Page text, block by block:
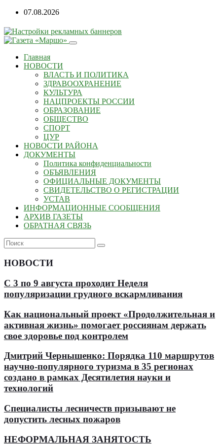
07.08.2026
Главная
НОВОСТИ
ВЛАСТЬ И ПОЛИТИКА
ЗДРАВООХРАНЕНИЕ
КУЛЬТУРА
НАЦПРОЕКТЫ РОССИИ
ОБРАЗОВАНИЕ
ОБЩЕСТВО
СПОРТ
ЦУР
НОВОСТИ РАЙОНА
ДОКУМЕНТЫ
Политика конфиденциальности
ОБЪЯВЛЕНИЯ
ОФИЦИАЛЬНЫЕ ДОКУМЕНТЫ
СВИДЕТЕЛЬСТВО О РЕГИСТРАЦИИ
УСТАВ
ИНФОРМАЦИОННЫЕ СООБЩЕНИЯ
АРХИВ ГАЗЕТЫ
ОБРАТНАЯ СВЯЗЬ
НОВОСТИ
С 3 по 9 августа проходит Неделя
популяризации грудного вскармливания
Как национальный проект «Продолжительная и
активная жизнь» помогает россиянам держать
свое здоровье под контролем
Дмитрий Чернышенко: Порядка 110 маршрутов
научно-популярного туризма в 35 регионах
создано в рамках Десятилетия науки и
технологий
Специалисты лесничеств призывают не
допустить лесных пожаров
НЕФОРМАЛЬНАЯ ЗАНЯТОСТЬ